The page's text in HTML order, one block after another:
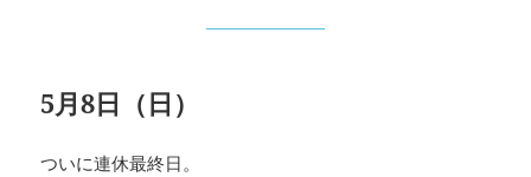
5月8日（日）
ついに連休最終日。